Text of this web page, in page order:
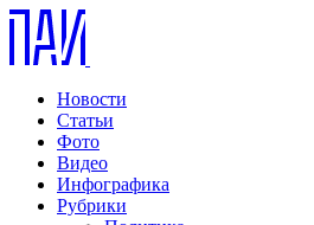
Новости
Статьи
Фото
Видео
Инфографика
Рубрики